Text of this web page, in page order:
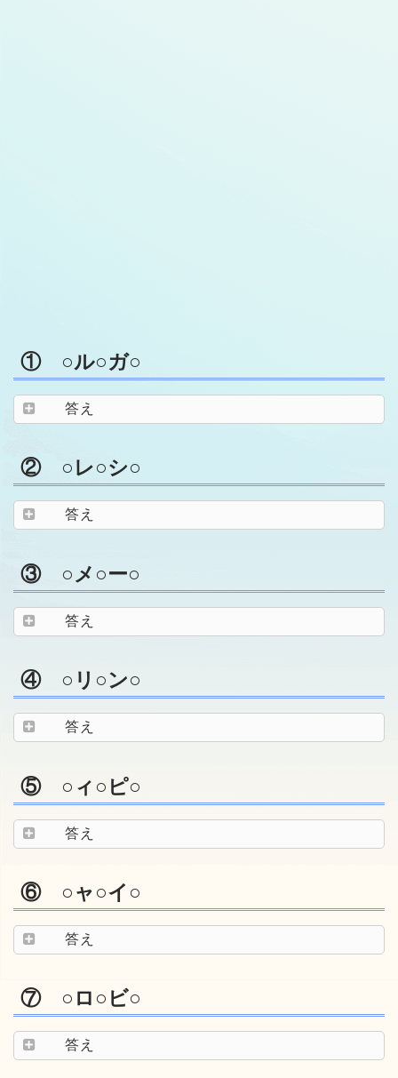
① ○ル○ガ○
答え
② ○レ○シ○
答え
③ ○メ○ー○
答え
④ ○リ○ン○
答え
⑤ ○ィ○ピ○
答え
⑥ ○ャ○イ○
答え
⑦ ○ロ○ビ○
答え